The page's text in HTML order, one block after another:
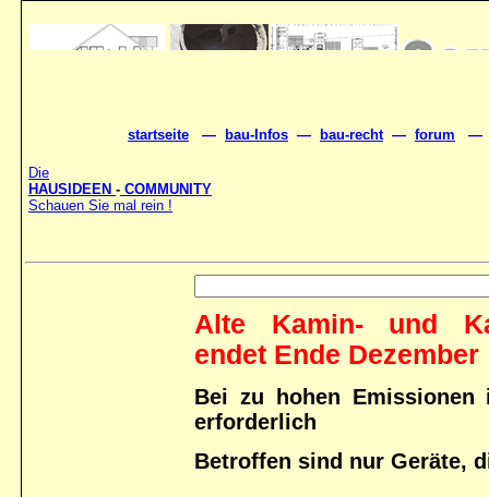
startseite — bau-Infos — bau-recht— forum
Die
HAUSIDEEN - COMMUNITY
Schauen Sie mal rein !
Alte Kamin- und
endet Ende Dezember
Bei zu hohen Emissionen
erforderlich
Betroffen sind nur Geräte,